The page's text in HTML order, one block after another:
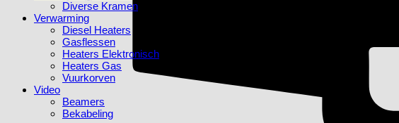
Diverse Kramen
Verwarming
Diesel Heaters
Gasflessen
Heaters Elektronisch
Heaters Gas
Vuurkorven
Video
Beamers
Bekabeling